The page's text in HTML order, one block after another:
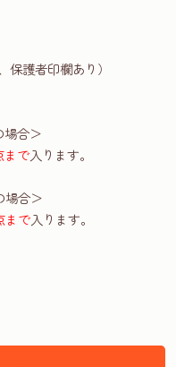
保護者印欄あり）
場合＞
まで入ります。
場合＞
まで入ります。